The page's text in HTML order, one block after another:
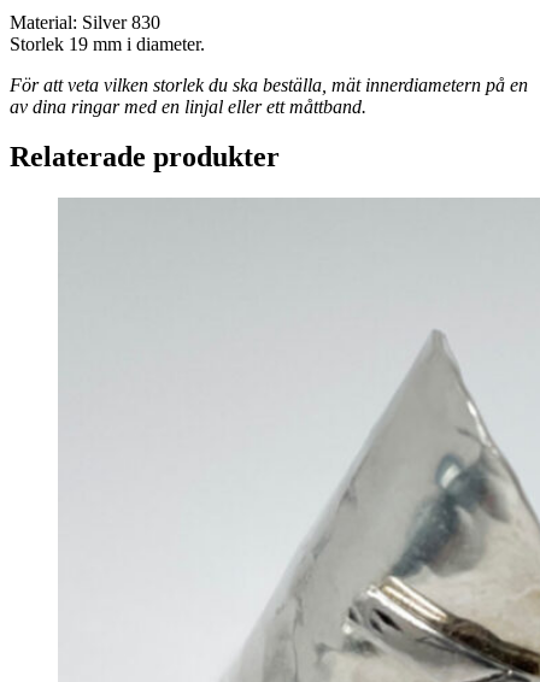
Material: Silver 830
Storlek 19 mm i diameter.
För att veta vilken storlek du ska beställa, mät innerdiametern på en
av dina ringar med en linjal eller ett måttband.
Relaterade produkter